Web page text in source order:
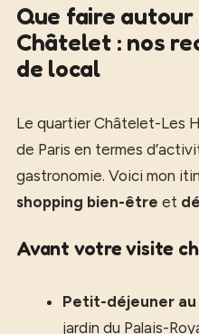
Que faire autour
Châtelet : nos
de local
Le quartier Châtelet-Les
de Paris en termes
gastronomie. Voici mon
shopping bien-être et
Avant votre visite
Petit-déjeuner
jardin du Palais-